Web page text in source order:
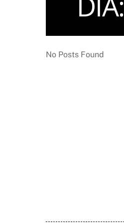
No Posts Found